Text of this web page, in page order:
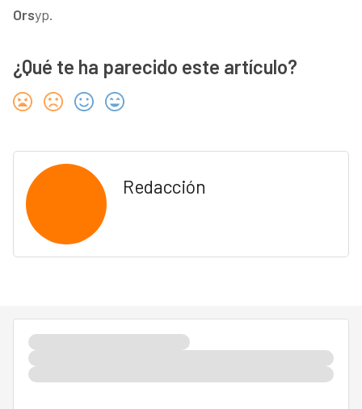
Orsyp.
¿Qué te ha parecido este artículo?
Redacción